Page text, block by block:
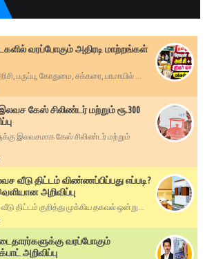
வரப்போகும் அதிரடி மாற்றங்கள்
பருப்பு, கோதுமை, சக்கரை, பாமாயில் ...
கேஸ் சிலிண்டர் மற்றும் ரூ.300
இலவசமாக கேஸ் சிலிண்டர் மற்றும்
வீடு திட்டம் விண்ணப்பிப்பது எப்படி?
அறிவிப்பு
திட்டம் குறித்து முக்கிய தகவல் ஒன்று...
வரப்போகும்
அறிவிப்பு